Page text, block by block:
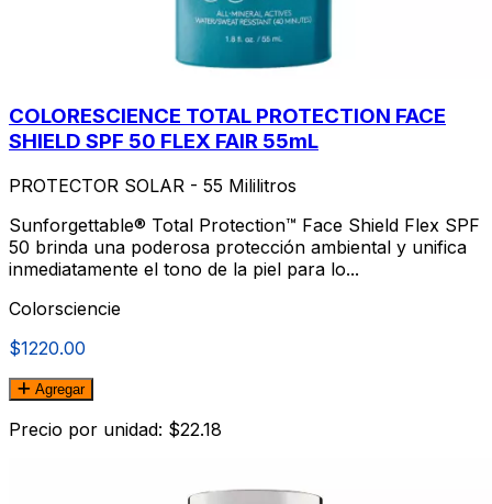
COLORESCIENCE TOTAL PROTECTION FACE
SHIELD SPF 50 FLEX FAIR 55mL
PROTECTOR SOLAR - 55 Mililitros
Sunforgettable® Total Protection™ Face Shield Flex SPF
50 brinda una poderosa protección ambiental y unifica
inmediatamente el tono de la piel para lo...
Colorsciencie
$1220.00
Agregar
Precio por unidad: $22.18